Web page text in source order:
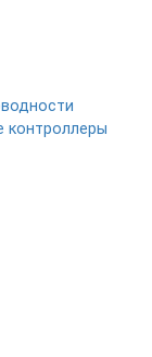
контроллеры